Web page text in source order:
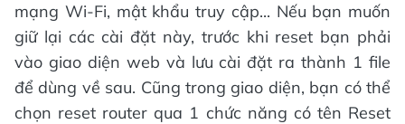
mạng Wi-Fi, mật khẩu truy cập... Nếu bạn muốn
giữ lại các cài đặt này, trước khi reset bạn phải
vào giao diện web và lưu cài đặt ra thành 1 file
để dùng về sau. Cũng trong giao diện, bạn có thể
chọn reset router qua 1 chức năng có tên Reset